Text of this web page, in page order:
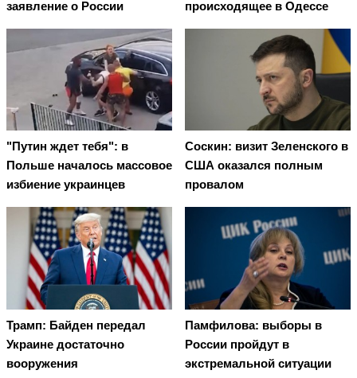
заявление о России происходящее в Одессе
"Путин ждет тебя": в
Польше началось массовое
избиение украинцев
Соскин: визит Зеленского в
США оказался полным
провалом
Трамп: Байден передал
Украине достаточно
вооружения
Памфилова: выборы в
России пройдут в
экстремальной ситуации